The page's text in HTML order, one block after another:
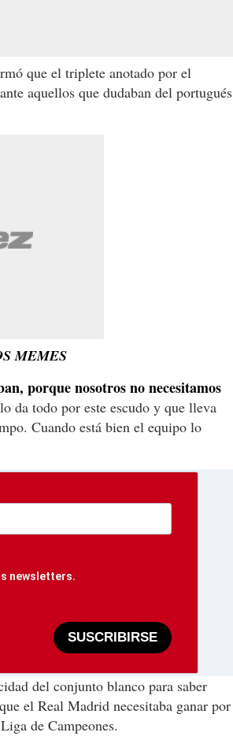
que el triplete anotado por el
ante aquellos que dudaban del portugués
MEMES
porque nosotros no necesitamos
da todo por este escudo y que lleva
Cuando está bien el equipo lo
newsletters.
SUSCRIBIRSE
del conjunto blanco para saber
el Real Madrid necesitaba ganar por
de Campeones.